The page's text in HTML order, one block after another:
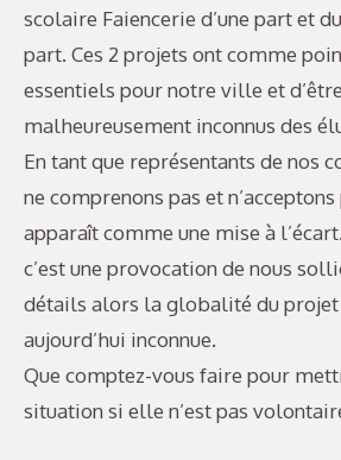
scolaire Faiencerie d’une part et
part. Ces 2 projets ont comme
essentiels pour notre ville et d’être
malheureusement inconnus des
En tant que représentants de nos
ne comprenons pas et n’acceptons
apparaît comme une mise à
c’est une provocation de nous
détails alors la globalité du projet
aujourd’hui inconnue.
Que comptez-vous faire pour
situation si elle n’est pas